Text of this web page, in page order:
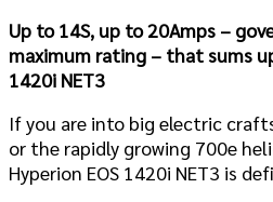
Up to 14S, up to 20Amps –
maximum rating – that sums
1420i NET3
If you are into big electric
or the rapidly growing 700e
Hyperion EOS 1420i NET3 is